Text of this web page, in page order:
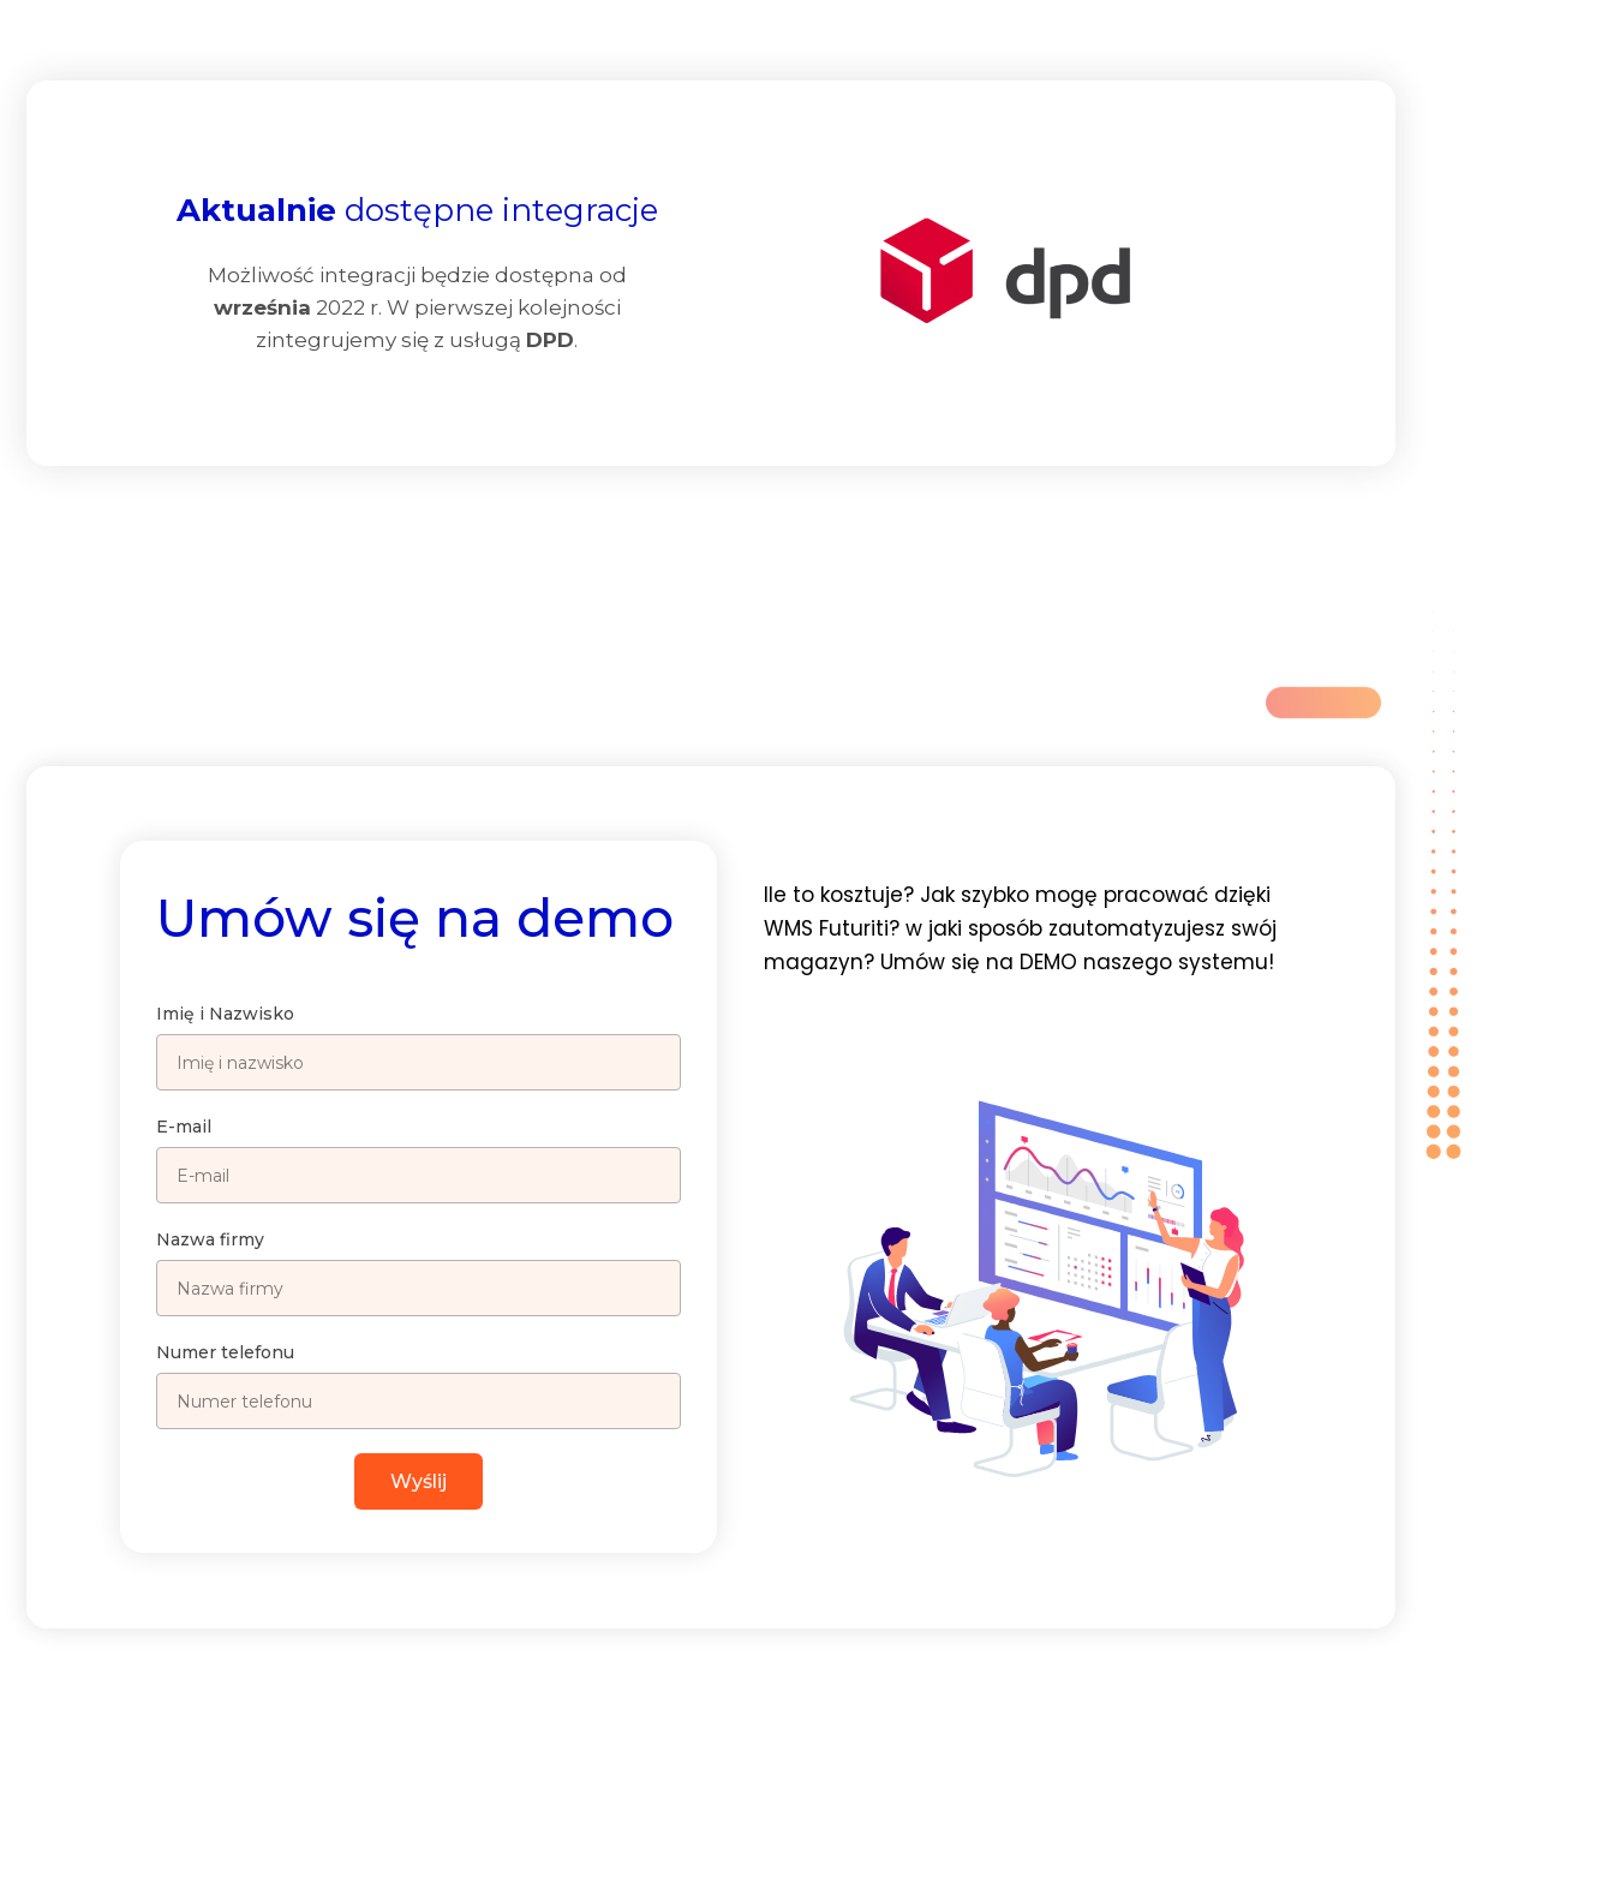
Aktualnie dostępne integracje
Możliwość integracji będzie dostępna od
września 2022 r. W pierwszej kolejności
zintegrujemy się z usługą DPD.
Umów się na demo
Imię i Nazwisko
E-mail
Nazwa firmy
Numer telefonu
Wyślij
Ile to kosztuje? Jak szybko mogę pracować dzięki
WMS Futuriti? w jaki sposób zautomatyzujesz swój
magazyn? Umów się na DEMO naszego systemu!